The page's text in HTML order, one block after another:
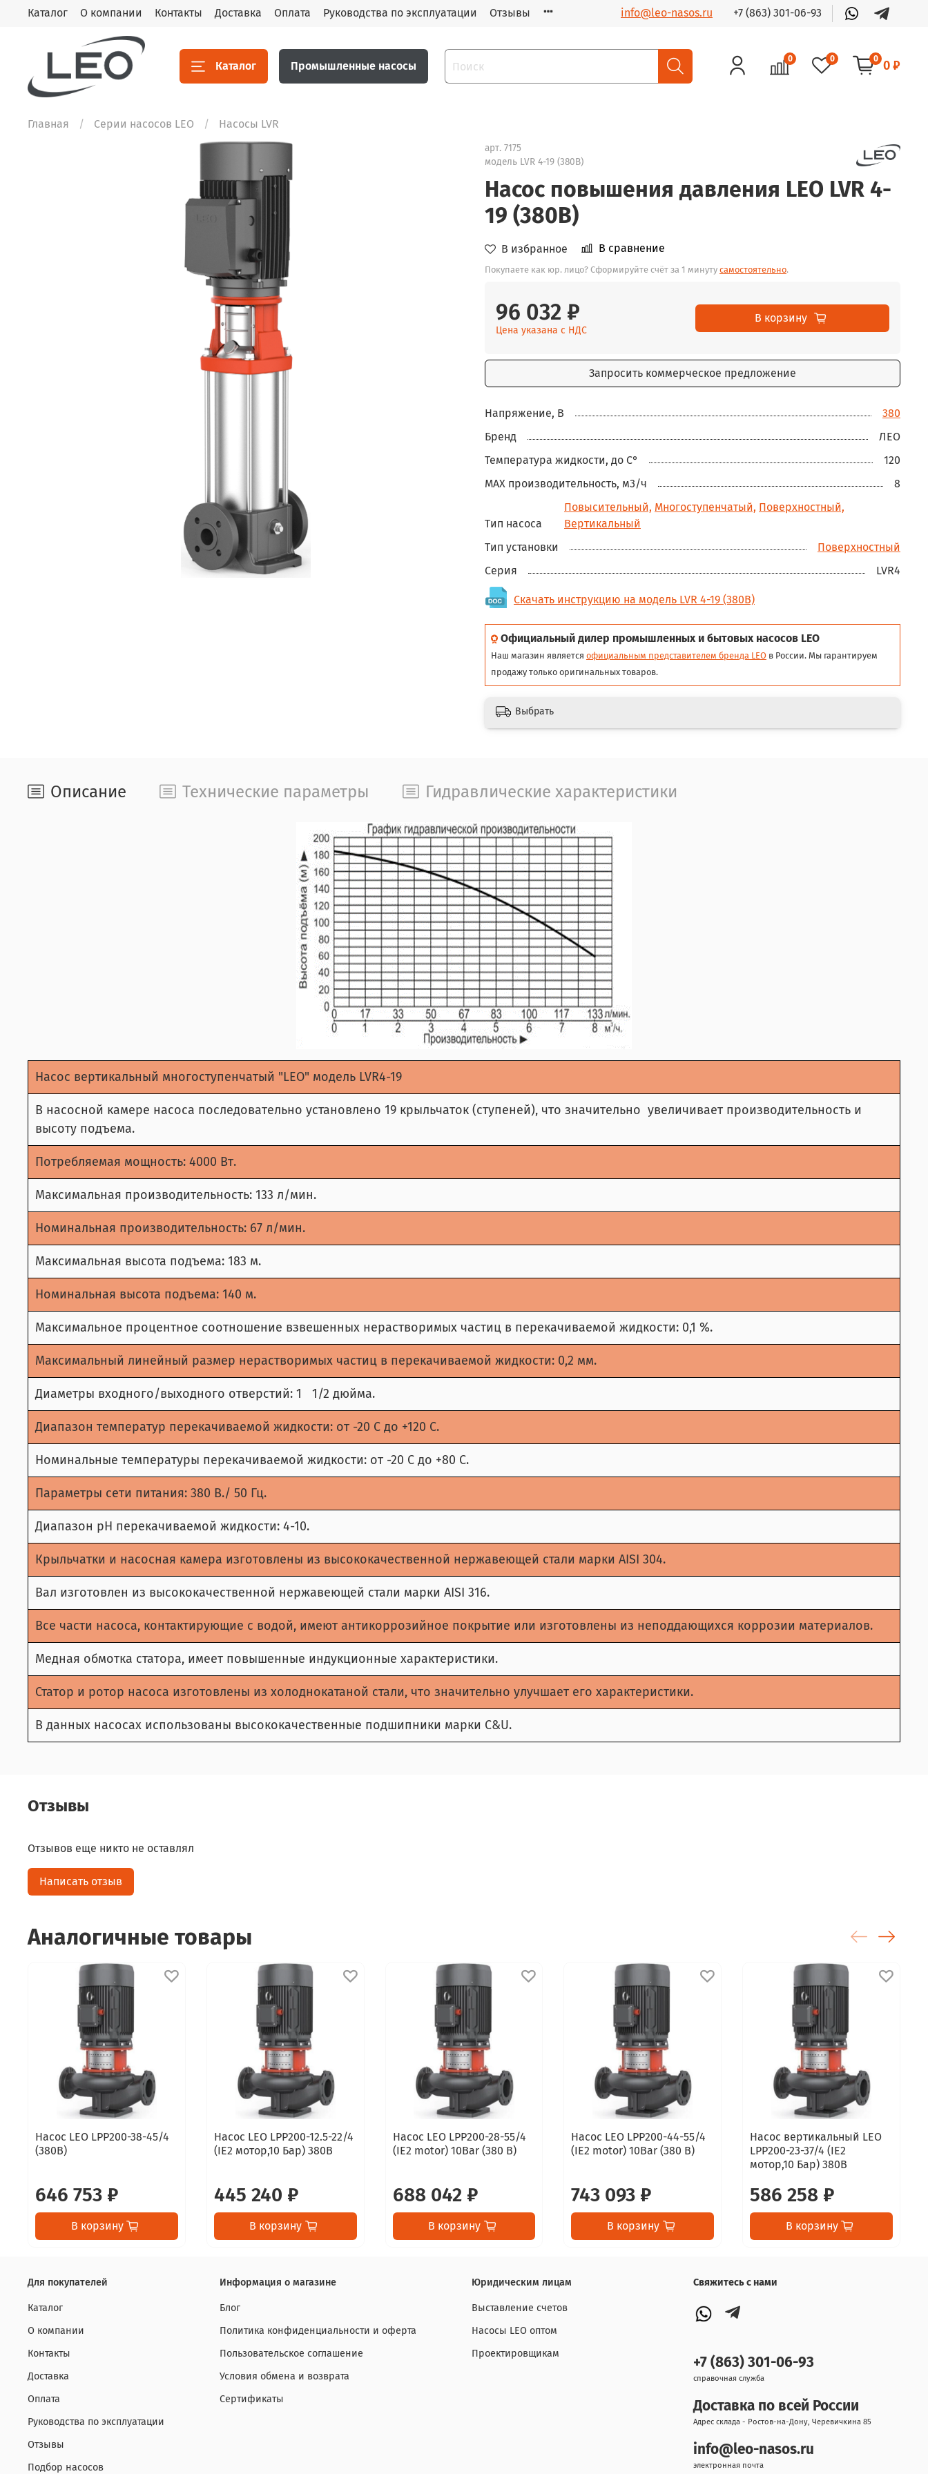
Каталог О компании Контакты Доставка Оплата Руководства по эксплуатации Отзывы info@leo-nasos.ru +7 (863) 301-06-93
Каталог Промышленные насосы
0 0 0 0 ₽
Главная Серии насосов LEO Насосы LVR
арт. 7175
модель LVR 4-19 (380В)
Насос повышения давления LEO LVR 4-
19 (380В)
В избранное В сравнение
Покупаете как юр. лицо? Сформируйте счёт за 1 минуту самостоятельно.
96 032 ₽
Цена указана с НДС
В корзину
Запросить коммерческое предложение
Напряжение, В
380
Бренд
ЛЕО
Температура жидкости, до С°
120
MAX производительность, м3/ч
8
Тип насоса
Повысительный, Многоступенчатый, Поверхностный,
Вертикальный
Тип установки
Поверхностный
Серия
LVR4
Скачать инструкцию на модель LVR 4-19 (380В)
Официальный дилер промышленных и бытовых насосов LEO
Наш магазин является официальным представителем бренда LEO в России. Мы гарантируем
продажу только оригинальных товаров.
Выбрать
Описание Технические параметры Гидравлические характеристики
Насос вертикальный многоступенчатый "LEO" модель LVR4-19
В насосной камере насоса последовательно установлено 19 крыльчаток (ступеней), что значительно увеличивает производительность и
высоту подъема.
Потребляемая мощность: 4000 Вт.
Максимальная производительность: 133 л/мин.
Номинальная производительность: 67 л/мин.
Максимальная высота подъема: 183 м.
Номинальная высота подъема: 140 м.
Максимальное процентное соотношение взвешенных нерастворимых частиц в перекачиваемой жидкости: 0,1 %.
Максимальный линейный размер нерастворимых частиц в перекачиваемой жидкости: 0,2 мм.
Диаметры входного/выходного отверстий: 1 1/2 дюйма.
Диапазон температур перекачиваемой жидкости: от -20 С до +120 С.
Номинальные температуры перекачиваемой жидкости: от -20 С до +80 С.
Параметры сети питания: 380 В./ 50 Гц.
Диапазон рН перекачиваемой жидкости: 4-10.
Крыльчатки и насосная камера изготовлены из высококачественной нержавеющей стали марки AISI 304.
Вал изготовлен из высококачественной нержавеющей стали марки AISI 316.
Все части насоса, контактирующие с водой, имеют антикоррозийное покрытие или изготовлены из неподдающихся коррозии материалов.
Медная обмотка статора, имеет повышенные индукционные характеристики.
Статор и ротор насоса изготовлены из холоднокатаной стали, что значительно улучшает его характеристики.
В данных насосах использованы высококачественные подшипники марки C&U.
Отзывы
Отзывов еще никто не оставлял
Написать отзыв
Аналогичные товары
Насос LEO LPP200-38-45/4
(380В)
646 753 ₽
В корзину
Насос LEO LPP200-12.5-22/4
(IE2 мотор,10 Бар) 380В
445 240 ₽
В корзину
Насос LEO LPP200-28-55/4
(IE2 motor) 10Bar (380 В)
688 042 ₽
В корзину
Насос LEO LPP200-44-55/4
(IE2 motor) 10Bar (380 В)
743 093 ₽
В корзину
Насос вертикальный LEO
LPP200-23-37/4 (IE2
мотор,10 Бар) 380В
586 258 ₽
В корзину
Для покупателей
Каталог
О компании
Контакты
Доставка
Оплата
Руководства по эксплуатации
Отзывы
Подбор насосов
Информация о магазине
Блог
Политика конфиденциальности и оферта
Пользовательское соглашение
Условия обмена и возврата
Сертификаты
Юридическим лицам
Выставление счетов
Насосы LEO оптом
Проектировщикам
Свяжитесь с нами
+7 (863) 301-06-93
справочная служба
Доставка по всей России
Адрес склада - Ростов-на-Дону, Черевичкина 85
info@leo-nasos.ru
электронная почта